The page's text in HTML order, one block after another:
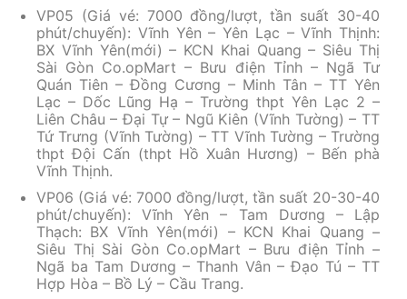
VP05 (Giá vé: 7000 đồng/lượt, tần suất 30-40
phút/chuyến): Vĩnh Yên – Yên Lạc – Vĩnh Thịnh:
BX Vĩnh Yên(mới) – KCN Khai Quang – Siêu Thị
Sài Gòn Co.opMart – Bưu điện Tỉnh – Ngã Tư
Quán Tiên – Đồng Cương – Minh Tân – TT Yên
Lạc – Dốc Lũng Hạ – Trường thpt Yên Lạc 2 –
Liên Châu – Đại Tự – Ngũ Kiên (Vĩnh Tường) – TT
Tứ Trưng (Vĩnh Tường) – TT Vĩnh Tường – Trường
thpt Đội Cấn (thpt Hồ Xuân Hương) – Bến phà
Vĩnh Thịnh.
VP06 (Giá vé: 7000 đồng/lượt, tần suất 20-30-40
phút/chuyến): Vĩnh Yên – Tam Dương – Lập
Thạch: BX Vĩnh Yên(mới) – KCN Khai Quang –
Siêu Thị Sài Gòn Co.opMart – Bưu điện Tỉnh –
Ngã ba Tam Dương – Thanh Vân – Đạo Tú – TT
Hợp Hòa – Bồ Lý – Cầu Trang.